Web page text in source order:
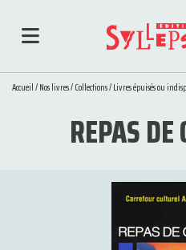
Accueil/Nos livres/Collections/Livres épuisés ou
REPAS